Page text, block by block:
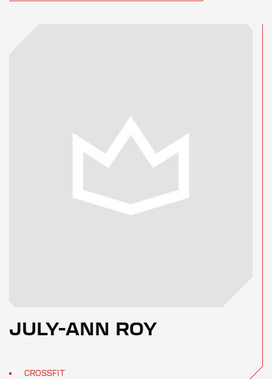
JULY-ANN ROY
CROSSFIT